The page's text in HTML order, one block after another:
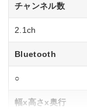
チャンネル数
2.1ch
Bluetooth
○
幅x高さx奥行